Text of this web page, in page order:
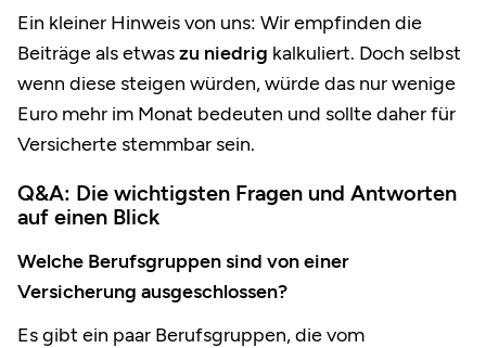
Ein kleiner Hinweis von uns: Wir empfinden die
Beiträge als etwaszu niedrig kalkuliert. Doch selbst
wenn diese steigen würden, würde das nur wenige
Euro mehr im Monat bedeuten und sollte daher für
Versicherte stemmbar sein.
Q&A: Die wichtigsten Fragen und Antworten
auf einen Blick
Welche Berufsgruppen sind von einer
Versicherung ausgeschlossen?
Es gibt ein paar Berufsgruppen, die vom